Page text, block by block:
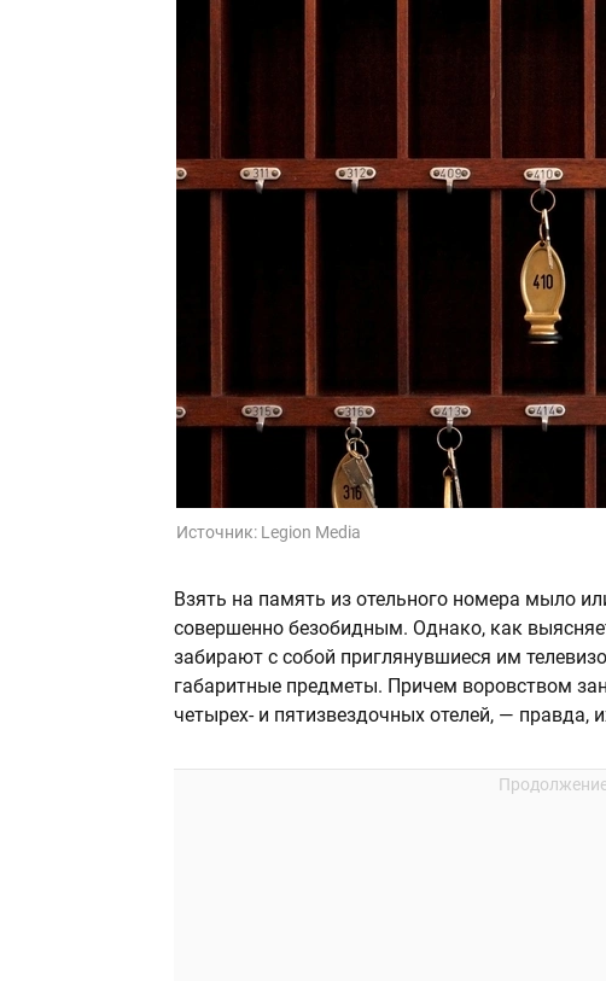
Источник: Legion Media
Взять на память из отельного номера мыло
совершенно безобидным. Однако, как
забирают с собой приглянувшиеся им
габаритные предметы. Причем воровством
четырех- и пятизвездочных отелей, — правда,